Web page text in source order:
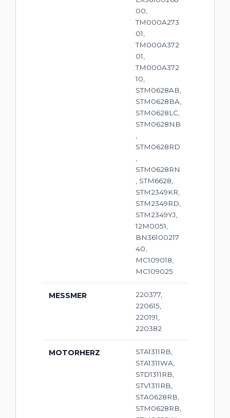
00,
TM000A273
01,
TM000A372
01,
TM000A372
10,
STM0628AB,
STM0628BA,
STM0628LC,
STM0628NB
,
STM0628RD
,
STM0628RN
, STM6628,
STM2349KR,
STM2349RD,
STM2349YJ,
12M0051,
BN36100217
40,
MC109018,
MC109025
MESSMER
220377,
220615,
220191,
220382
MOTORHERZ
STA1311RB,
STA1311WA,
STD1311RB,
STV1311RB,
STA0628RB,
STM0628RB,